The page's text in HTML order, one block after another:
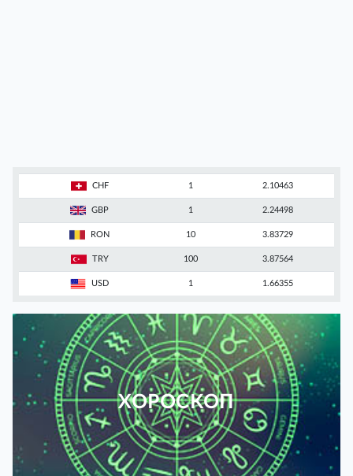
CHF 1 2.10463
GBP 1 2.24498
RON 10 3.83729
TRY 100 3.87564
USD 1 1.66355
ХОРОСКОП